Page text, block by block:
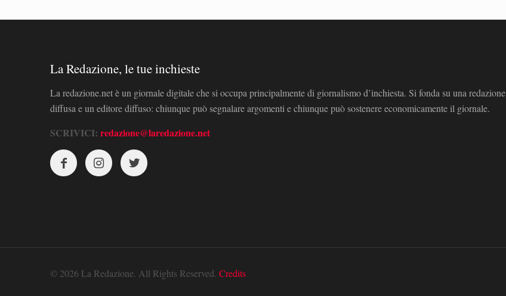
La Redazione, le tue inchieste
La redazione.net è un giornale digitale che si occupa principalmente di giornalismo d’inchiesta. Si fonda su una redazione
diffusa e un editore diffuso: chiunque può segnalare argomenti e chiunque può sostenere economicamente il giornale.
SCRIVICI: redazione@laredazione.net
© 2026 La Redazione. All Rights Reserved. Credits